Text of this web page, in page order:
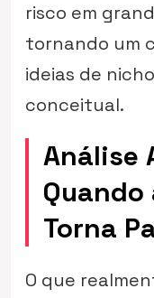
risco em
tornando um
ideias de
conceitual.
Análise
Quando
Torna
O que